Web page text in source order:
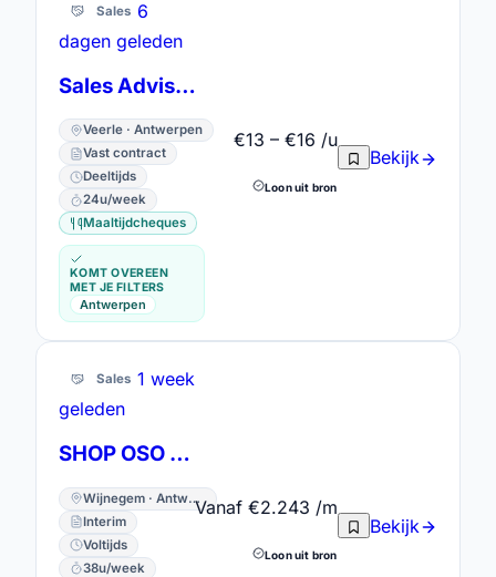
Sales 6
dagen geleden
Sales Advisor bij TFS Veerle
Veerle · Antwerpen
Vast contract
Deeltijds
24u/week
Maaltijdcheques
KOMT OVEREEN
MET JE FILTERS
Antwerpen
€13 – €16 /u
Loon uit bron
Bekijk
Sales 1 week
geleden
SHOP OSO Wijnegem/ Brasschaat
Wijnegem · Antwerpen
Interim
Voltijds
38u/week
Vanaf €2.243 /m
Loon uit bron
Bekijk